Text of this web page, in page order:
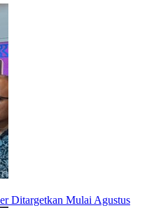
Ditargetkan Mulai Agustus